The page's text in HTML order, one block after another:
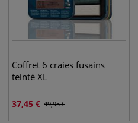
Coffret 6 craies fusains
teinté XL
37,45 € 49,95€